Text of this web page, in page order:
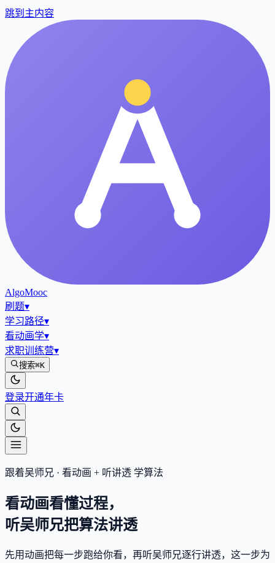
跳到主内容
AlgoMooc
刷题▾
学习路径▾
看动画学▾
求职训练营▾
搜索⌘K
登录开通年卡
跟着吴师兄 · 看动画 + 听讲透 学算法
看动画看懂过程，
听吴师兄把算法讲透
先用动画把每一步跑给你看，再听吴师兄逐行讲透，这一步为